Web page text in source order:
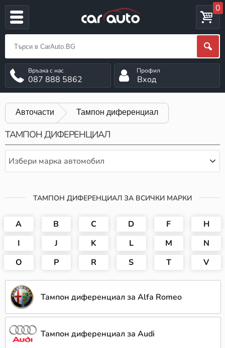
0
087 888 5862 Вход
Авточасти Тампон диференциал
ТАМПОН ДИФЕРЕНЦИАЛ
Избери марка автомобил
ТАМПОН ДИФЕРЕНЦИАЛ ЗА ВСИЧКИ МАРКИ
A B C D F
H
I
J K L M
N
O
P R S T V
Тампон диференциал за Alfa Romeo
Тампон диференциал за Audi